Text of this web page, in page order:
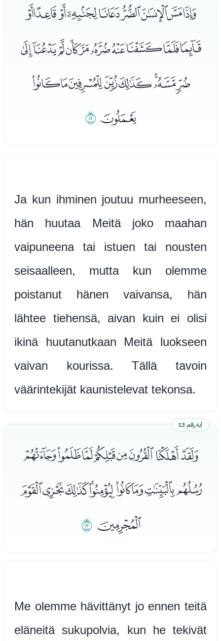
ﮞﮟﮠﮡﮢﮣﮤﮥﮦ
ﮧﮨﮩﮪﮫﮬﮭﮮﮯﮰ
ﮱﯓﯔﯕﯖﯗﯘﯙ
ﯚﯛ
Ja kun ihminen joutuu murheeseen,
hän huutaa Meitä joko maahan
vaipuneena tai istuen tai nousten
seisaalleen, mutta kun olemme
poistanut hänen vaivansa, hän
lähtee tiehensä, aivan kuin ei olisi
ikinä huutanutkaan Meitä luokseen
vaivan kourissa. Tällä tavoin
väärintekijät kaunistelevat tekonsa.
آية رقم 13
ﯜﯝﯞﯟﯠﯡﯢﯣ
ﯤﯥﯦﯧﯨﯩﯪﯫﯬ
ﯭﯮ
Me olemme hävittänyt jo ennen teitä
eläneitä sukupolvia, kun he tekivät